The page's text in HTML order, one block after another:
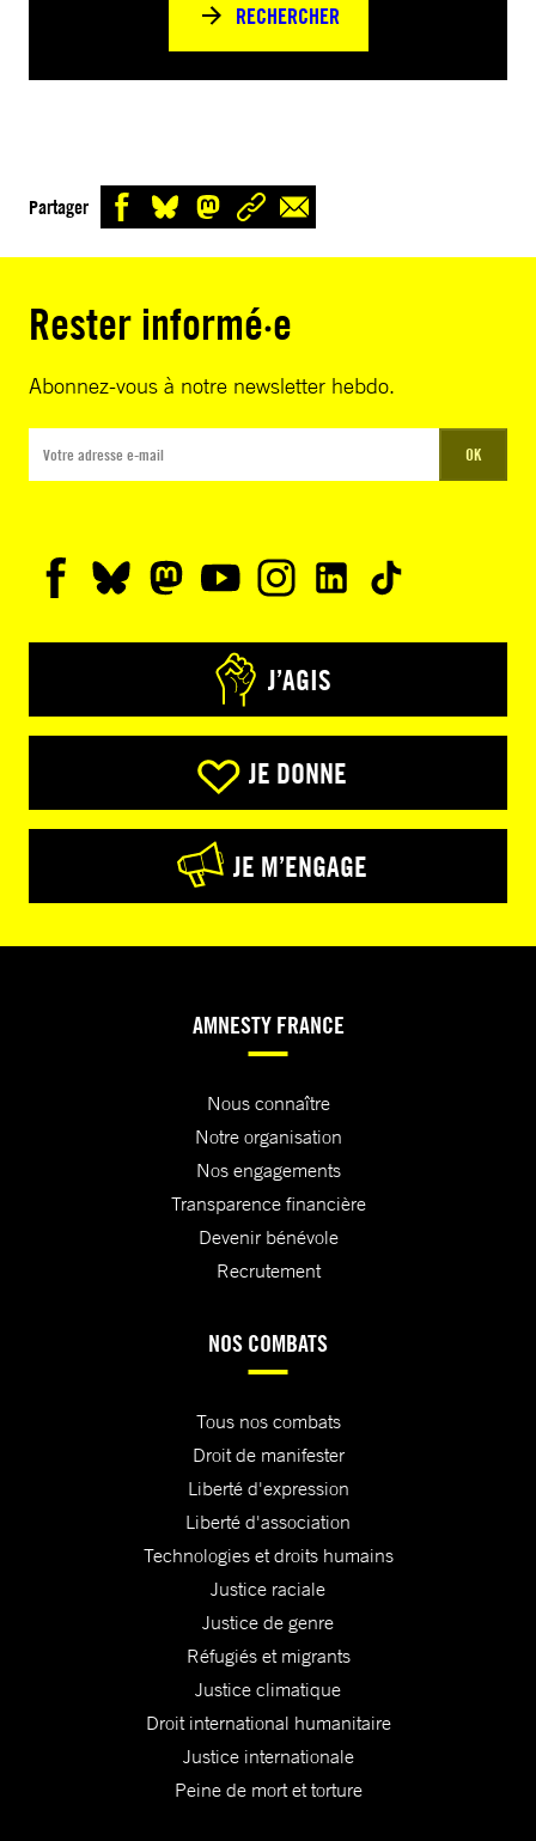
RECHERCHER
Partager
Rester informé·e
Abonnez-vous à notre newsletter hebdo.
OK
J’AGIS
JE DONNE
JE M’ENGAGE
AMNESTY FRANCE
Nous connaître
Notre organisation
Nos engagements
Transparence financière
Devenir bénévole
Recrutement
NOS COMBATS
Tous nos combats
Droit de manifester
Liberté d'expression
Liberté d'association
Technologies et droits humains
Justice raciale
Justice de genre
Réfugiés et migrants
Justice climatique
Droit international humanitaire
Justice internationale
Peine de mort et torture